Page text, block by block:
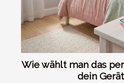
Wie wählt man das
dein